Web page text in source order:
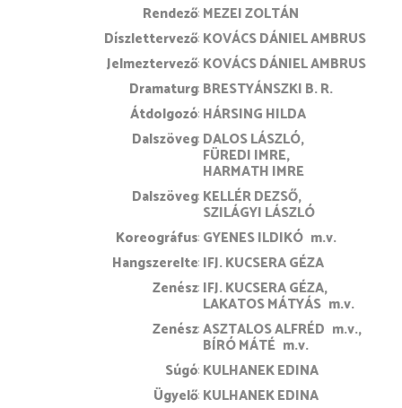
rendező MEZEI ZOLTÁN
díszlettervező KOVÁCS DÁNIEL AMBRUS
jelmeztervező KOVÁCS DÁNIEL AMBRUS
dramaturg BRESTYÁNSZKI B. R.
átdolgozó HÁRSING HILDA
dalszöveg DALOS LÁSZLÓ
FÜREDI IMRE
HARMATH IMRE
dalszöveg KELLÉR DEZSŐ
SZILÁGYI LÁSZLÓ
koreográfus GYENES ILDIKÓ m.v.
hangszerelte IFJ. KUCSERA GÉZA
zenész IFJ. KUCSERA GÉZA
LAKATOS MÁTYÁS m.v.
zenész ASZTALOS ALFRÉD m.v.
BÍRÓ MÁTÉ m.v.
súgó KULHANEK EDINA
ügyelő KULHANEK EDINA